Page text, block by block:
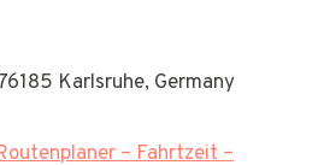
Karlsruhe, Germany
– Fahrtzeit –